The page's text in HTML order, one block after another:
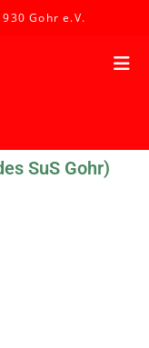
Gohr e.V.
SuS Gohr)